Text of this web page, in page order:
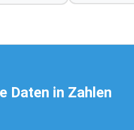
Daten in Zahlen